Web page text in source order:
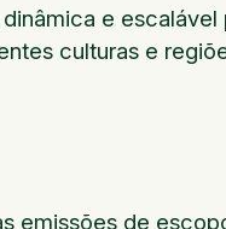
e escalável
culturas e
emissões de